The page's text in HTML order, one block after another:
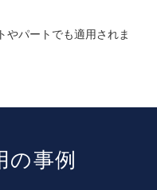
やパートでも適用されま
の事例